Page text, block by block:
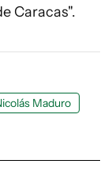
Caracas".
Maduro